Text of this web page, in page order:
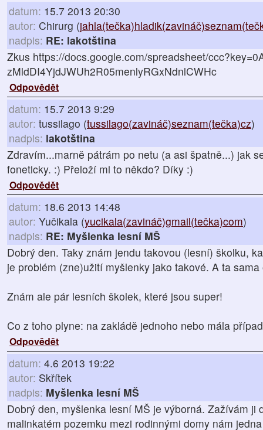
datum: 15.7 2013 20:30
autor: Chirurg (
nadpis: RE: lakotština
Zkus https://docs.google.com/spreadsheet/
zMldDI4YjdJWUh2R05menlyRGxNdnlCWHc
Odpovědět
datum: 15.7 2013 9:29
autor: tussilago (tussilago(zavináč)seznam(tečka)cz)
nadpis: lakotština
Zdravím...marně pátrám po netu (a asi špatně...) jak
foneticky. :) Přeloží mi to někdo? Díky :)
Odpovědět
datum: 18.6 2013 14:48
autor: Yučikala (yucikala(zavináč)gmail(tečka)com)
nadpis: RE: Myšlenka lesní MŠ
Dobrý den. Taky znám jendu takovou (lesní) školku,
je problém (zne)užití myšlenky jako takové. A ta
Znám ale pár lesních školek, které jsou super!
Co z toho plyne: na zakládě jednoho nebo mála
Odpovědět
datum: 4.6 2013 19:22
autor: Skřítek
nadpis: Myšlenka lesní MŠ
Dobrý den, myšlenka lesní MŠ je výborná. Zažívám ji
malinkatém pozemku mezi rodinnými domy nám